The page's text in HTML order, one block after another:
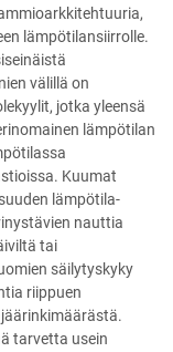
lämpötilansiirrolle.
välillä on
jotka yleensä
lämpötilan
Kuumat
lämpötila-
nauttia
tai
säilytyskyky
riippuen
tarvetta usein